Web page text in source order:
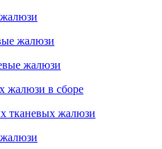
жалюзи
жалюзи
жалюзи в сборе
тканевых жалюзи